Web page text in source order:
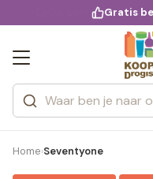
voor
Gratis
Zoeken
Categorieën
Merken
Home›Seventyone